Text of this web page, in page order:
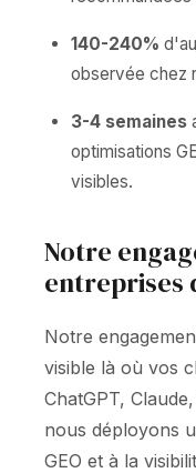
140-240%
observée chez
3-4 semaines
optimisations
visibles.
Notre
entreprises
Notre
visible là où vos
ChatGPT,
nous déployons
GEO et à la